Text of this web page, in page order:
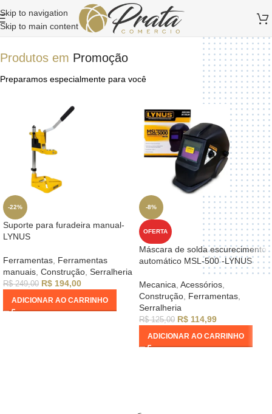
Skip to navigation
Skip to main content
Produtos em Promoção
Preparamos especialmente para você
-22%
Suporte para furadeira manual-
LYNUS
Ferramentas Ferramentas
manuais Construção Serralheria
R$249,00 R$ 194,00
ADICIONAR AO CARRINHO
-8%
OFERTA
Máscara de solda escurecimento
automático MSL-500 -LYNUS
Mecanica Acessórios,
Construção, Ferramentas,
Serralheria
R$125,00 R$114,99
ADICIONAR AO CARRINHO